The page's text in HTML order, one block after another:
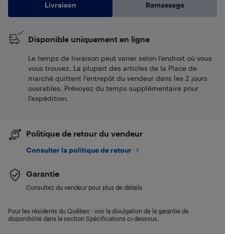
Livraison Ramassage
Disponible uniquement en ligne
Le temps de livraison peut varier selon l'endroit où vous
vous trouvez. La plupart des articles de la Place de
marché quittent l’entrepôt du vendeur dans les 2 jours
ouvrables. Prévoyez du temps supplémentaire pour
l’expédition.
Politique de retour du vendeur
Consulter la politique de retour
Garantie
Consultez du vendeur pour plus de détails.
Pour les résidents du Québec : voir la divulgation de la garantie de
disponibilité dans la section Spécifications ci-dessous.